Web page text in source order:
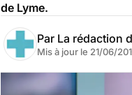
de Lyme.
Par La rédaction
Mis à jour le 21/06/